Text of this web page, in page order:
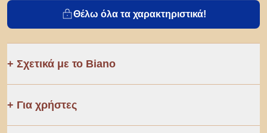
Θέλω όλα τα χαρακτηριστικά!
Σχετικά με το Biano
Για χρήστες